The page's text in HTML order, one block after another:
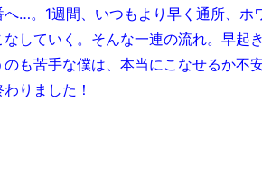
…。1週間、いつもより早く通所、ホ
していく。そんな一連の流れ。早起
も苦手な僕は、本当にこなせるか不
りました！